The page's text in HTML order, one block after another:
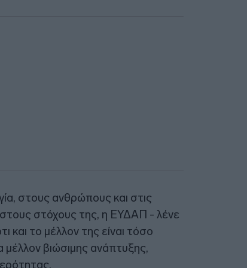
στους ανθρώπους και στις
στόχους της, η ΕΥΔΑΠ - λένε
και το μέλλον της είναι τόσο
βιώσιμης ανάπτυξης,